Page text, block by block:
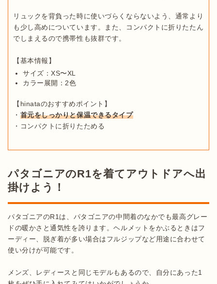
リュックを背負った時に使いづらくならないよう、通常より
も少し高めについています。また、コンパクトに折りたたん
でしまえるので携帯性も抜群です。
サイズ：XS〜XL
カラー展開：2色
【hinataのおすすめポイント】
・ 首元をしっかりと保温できるタイプ
・コンパクトに折りたためる
パタゴニアのR1を着てアウトドアへ出
掛けよう！
パタゴニアのR1は、パタゴニアの中間着のなかでも最高グレー
ドの暖かさと通気性を誇ります。ヘルメットをかぶるときはフ
ーディー、脱ぎ着が多い場合はフルジップなど用途に合わせて
使い分けが可能です。
メンズ、レディースと同じモデルもあるので、自分にあった1